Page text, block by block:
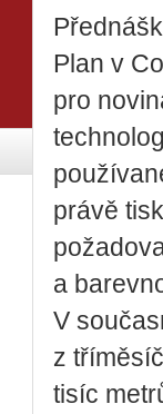
Plan v
pro
právě
a
V
z
tisíc